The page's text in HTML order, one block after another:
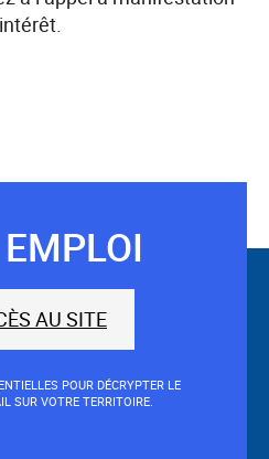
AU SITE
POUR DÉCRYPTER LE
SUR VOTRE TERRITOIRE.